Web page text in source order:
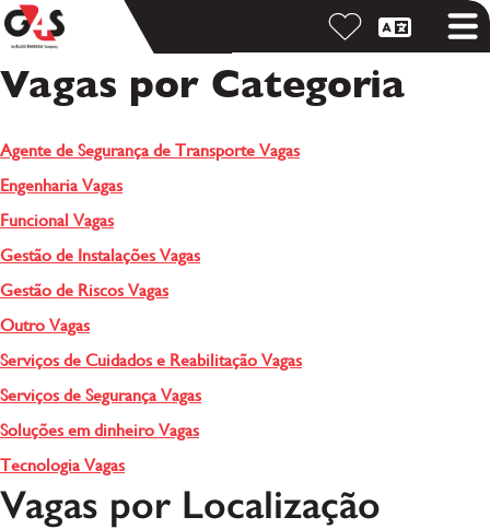
Vagas por Categoria
Agente de Segurança de Transporte Vagas
Engenharia Vagas
Funcional Vagas
Gestão de Instalações Vagas
Gestão de Riscos Vagas
Outro Vagas
Serviços de Cuidados e Reabilitação Vagas
Serviços de Segurança Vagas
Soluções em dinheiro Vagas
Tecnologia Vagas
Vagas por Localização